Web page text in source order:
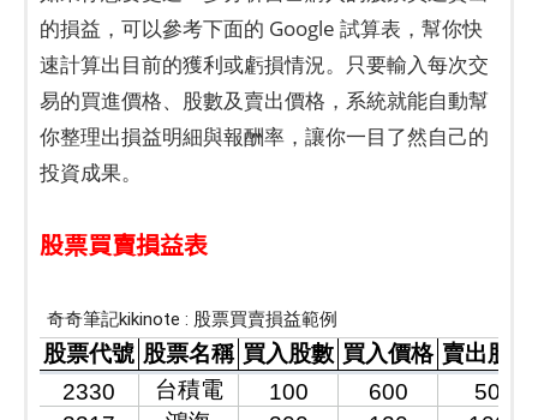
的損益，可以參考下面的 Google 試算表，幫你快
速計算出目前的獲利或虧損情況。只要輸入每次交
易的買進價格、股數及賣出價格，系統就能自動幫
你整理出損益明細與報酬率，讓你一目了然自己的
投資成果。
股票買賣損益表